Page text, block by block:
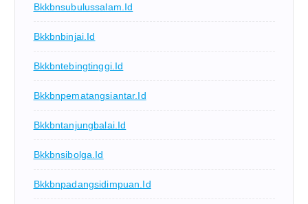
Bkkbnsubulussalam.id
Bkkbnbinjai.id
Bkkbntebingtinggi.id
Bkkbnpematangsiantar.id
Bkkbntanjungbalai.id
Bkkbnsibolga.id
Bkkbnpadangsidimpuan.id